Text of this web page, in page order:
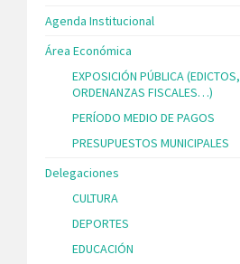
Agenda Institucional
Área Económica
EXPOSICIÓN PÚBLICA (EDICTOS,
ORDENANZAS FISCALES…)
PERÍODO MEDIO DE PAGOS
PRESUPUESTOS MUNICIPALES
Delegaciones
CULTURA
DEPORTES
EDUCACIÓN